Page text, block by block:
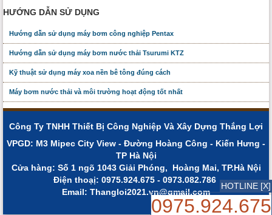
HƯỚNG DẪN SỬ DỤNG
Hướng dẫn sử dụng máy bơm công nghiệp Pentax
Hướng dẫn sử dụng máy bơm nước thải Tsurumi KTZ
Kỹ thuật sử dụng máy xoa nền bê tông đúng cách
Máy bơm nước thải và môi trường hoạt động tốt nhất
Công Ty TNHH Thiết Bị Công Nghiệp Và Xây Dựng Thắng Lợi
VPGD: M3 Mipec City View - Đường Hoàng Công - Kiến Hưng -
TP Hà Nội
Cửa hàng: Số 1 ngõ 1043 Giải Phóng, Hoàng Mai, TP.Hà Nội
Điện thoạị: 0975.924.675 - 0973.082.786
Email: Thangloi2021.vn@gmail.com
HOTLINE [X]
0975.924.675